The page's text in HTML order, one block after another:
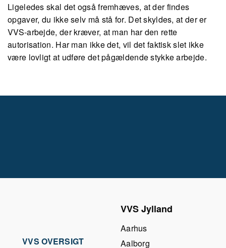
Ligeledes skal det også fremhæves, at der findes
opgaver, du ikke selv må stå for. Det skyldes, at der er
VVS-arbejde, der kræver, at man har den rette
autorisation. Har man ikke det, vil det faktisk slet ikke
være lovligt at udføre det pågældende stykke arbejde.
VVS OVERSIGT
VVS Jylland
Aarhus
Aalborg